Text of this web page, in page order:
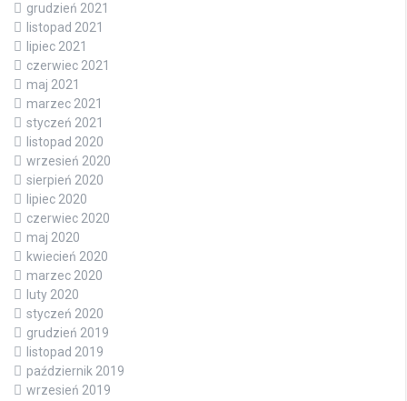
grudzień 2021
listopad 2021
lipiec 2021
czerwiec 2021
maj 2021
marzec 2021
styczeń 2021
listopad 2020
wrzesień 2020
sierpień 2020
lipiec 2020
czerwiec 2020
maj 2020
kwiecień 2020
marzec 2020
luty 2020
styczeń 2020
grudzień 2019
listopad 2019
październik 2019
wrzesień 2019